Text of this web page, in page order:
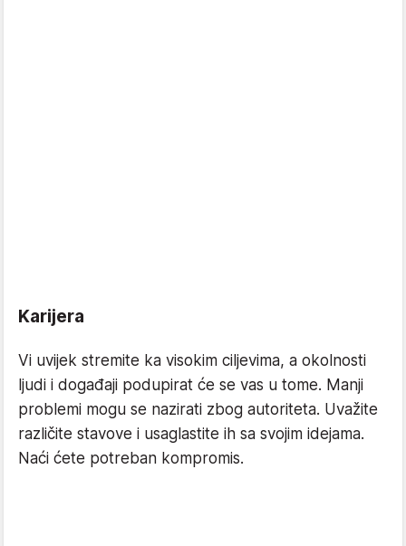
Karijera
Vi uvijek stremite ka visokim ciljevima, a okolnosti
ljudi i događaji podupirat će se vas u tome. Manji
problemi mogu se nazirati zbog autoriteta. Uvažite
različite stavove i usaglastite ih sa svojim idejama.
Naći ćete potreban kompromis.